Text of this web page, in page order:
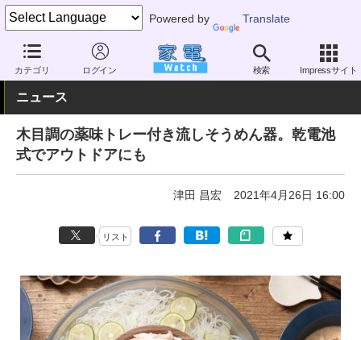
Powered by Translate
カテゴリ ログイン 検索 Impressサイト
家電 Watch 生活家電 キッチン家電 その他
ニュース
木目調の薬味トレー付き流しそうめん器。乾電池
式でアウトドアにも
津田 昌宏 2021年4月26日 16:00
リスト